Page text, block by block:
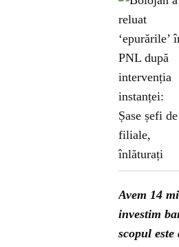
Avem 14
investim
scopul